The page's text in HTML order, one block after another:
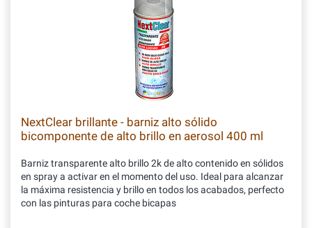
NextClear brillante - barniz alto sólido
bicomponente de alto brillo en aerosol 400 ml
Barniz transparente alto brillo 2k de alto contenido en sólidos
en spray a activar en el momento del uso. Ideal para alcanzar
la máxima resistencia y brillo en todos los acabados, perfecto
con las pinturas para coche bicapas